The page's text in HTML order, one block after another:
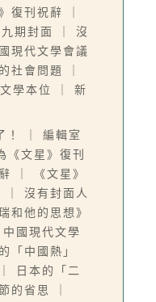
復刊祝辭 ｜
九期封面 ｜ 沒
現代文學會議
社會問題 ｜
學本位 ｜ 新
！ ｜ 編輯室
文星》復刊
｜ 《文星》
｜ 沒有封面人
和他的思想》
國現代文學
「中國熱」
日本的「二
的省思 ｜